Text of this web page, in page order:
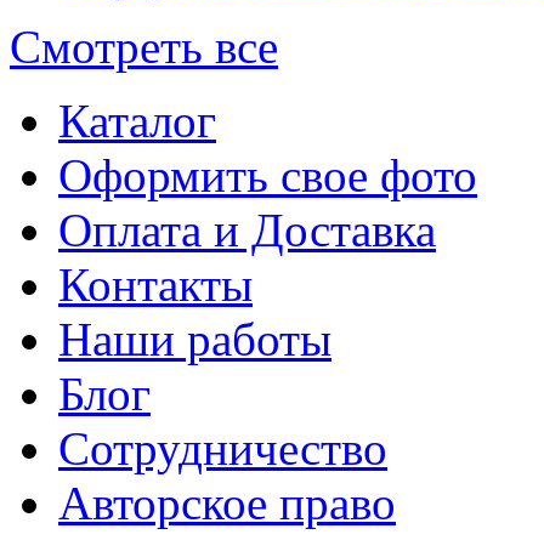
Смотреть все
Каталог
Оформить свое фото
Оплата и Доставка
Контакты
Наши работы
Блог
Сотрудничество
Авторское право